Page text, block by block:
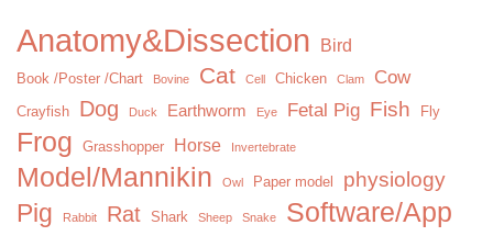
Anatomy&Dissection Bird
Book /Poster /Chart Bovine Cat Cell Chicken Clam Cow
Crayfish Dog Duck Earthworm Eye Fetal Pig Fish Fly
Frog Grasshopper Horse Invertebrate
Model/Mannikin Owl Paper model physiology
Pig Rabbit Rat Shark Sheep Snake Software/App